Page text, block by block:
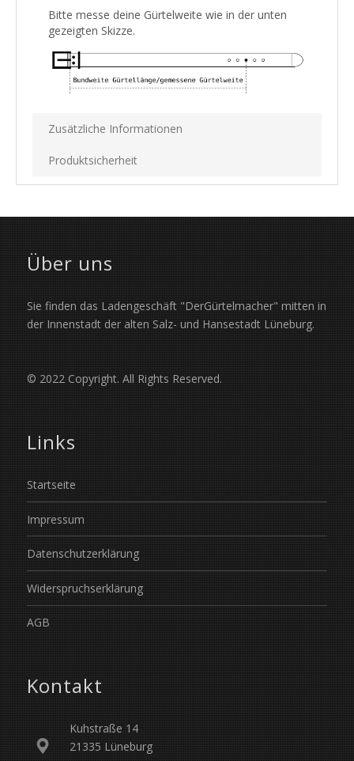
Bitte messe deine Gürtelweite wie in der unten
gezeigten Skizze.
Zusätzliche Informationen
Produktsicherheit
Über uns
Sie finden das Ladengeschäft "DerGürtelmacher" mitten in
der Innenstadt der alten Salz- und Hansestadt Lüneburg.
© 2022 Copyright. All Rights Reserved.
Links
Startseite
Impressum
Datenschutzerklärung
Widerspruchserklärung
AGB
Kontakt
Kuhstraße 14
21335 Lüneburg